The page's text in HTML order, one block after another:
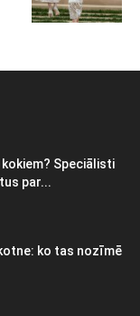
Speciālisti
par...
ko tas nozīmē